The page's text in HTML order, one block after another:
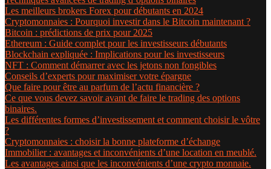
Les meilleurs brokers Forex pour débutants en 2024
Cryptomonnaies : Pourquoi investir dans le Bitcoin maintenant ?
Bitcoin : prédictions de prix pour 2025
Ethereum : Guide complet pour les investisseurs débutants
Blockchain expliquée : Implications pour les investisseurs
NFT : Comment démarrer avec les jetons non fongibles
Conseils d’experts pour maximiser votre épargne
Que faire pour être au parfum de l’actu financière ?
Ce que vous devez savoir avant de faire le trading des options
binaires.
Les différentes formes d’investissement et comment choisir le vôtre
?
Cryptomonnaies : choisir la bonne plateforme d’échange
Immobilier : avantages et inconvénients d’une location en meublé.
Les avantages ainsi que les inconvénients d’une crypto monnaie.